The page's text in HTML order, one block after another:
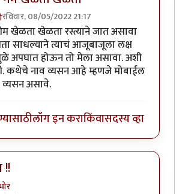
रविवार, 08/05/2022 21:17
स्मार्टफोन आडव्याचा उभा केलाbynutanm
खेळता खेळता रस्त्याने जात असावा
साधल्याने त्याचं आजूबाजूला लक्ष
अपघात होऊन तो मेला असावा. अशी
कथेचे नाव व्यसन आहे म्हणजे मोबाईल
असावे.
लॉग इन कराकिंवासदस्य व्हा
!!